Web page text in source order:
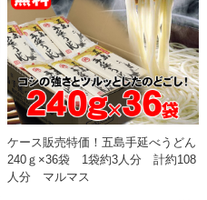
ケース販売特価！五島手延べうどん
240ｇ×36袋 1袋約3人分 計約108
人分 マルマス